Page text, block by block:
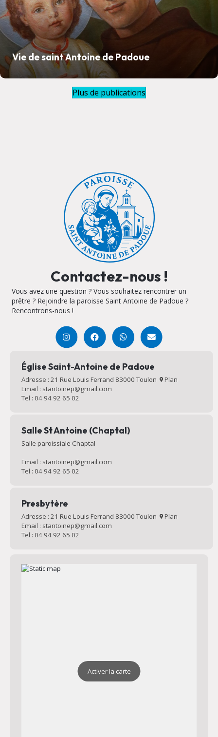
Vie de saint Antoine de Padoue
Plus de publications
Contactez-nous !
Vous avez une question ? Vous souhaitez rencontrer un
prêtre ? Rejoindre la paroisse Saint Antoine de Padoue ?
Rencontrons-nous !
Église Saint-Antoine de Padoue
Adresse : 21 Rue Louis Ferrand 83000 Toulon
Plan
Email : stantoinep@gmail.com
Tel : 04 94 92 65 02
Salle St Antoine (Chaptal)
Salle paroissiale Chaptal
Email : stantoinep@gmail.com
Tel : 04 94 92 65 02
Presbytère
Adresse : 21 Rue Louis Ferrand 83000 Toulon
Plan
Email : stantoinep@gmail.com
Tel : 04 94 92 65 02
Activer la carte